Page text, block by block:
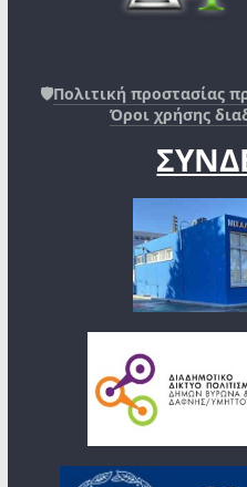
🛡️Πολιτική προστασίας
Όροι χρήσης